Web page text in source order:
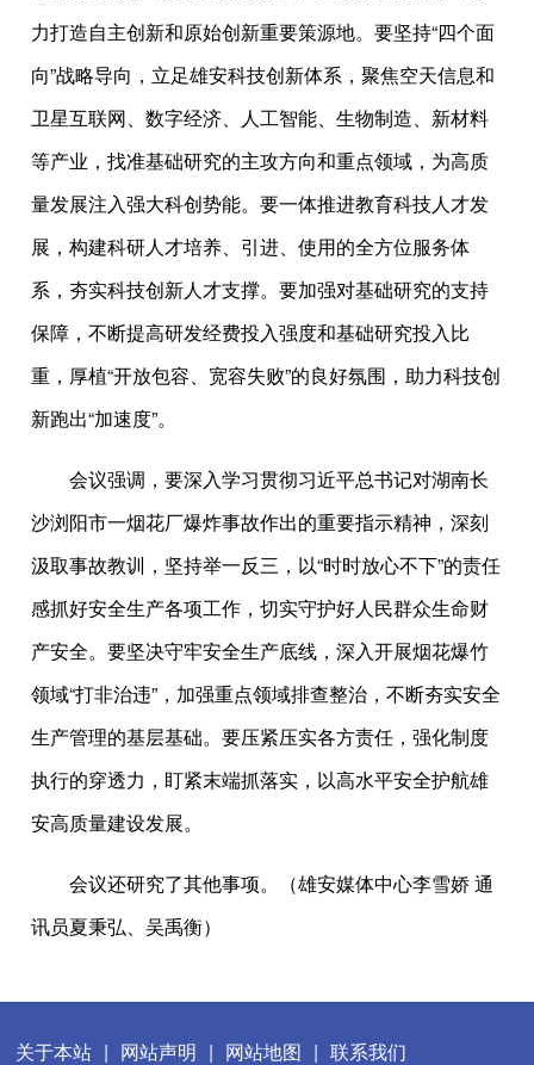
力打造自主创新和原始创新重要策源地。要坚持“四个面
向”战略导向，立足雄安科技创新体系，聚焦空天信息和
卫星互联网、数字经济、人工智能、生物制造、新材料
等产业，找准基础研究的主攻方向和重点领域，为高质
量发展注入强大科创势能。要一体推进教育科技人才发
展，构建科研人才培养、引进、使用的全方位服务体
系，夯实科技创新人才支撑。要加强对基础研究的支持
保障，不断提高研发经费投入强度和基础研究投入比
重，厚植“开放包容、宽容失败”的良好氛围，助力科技创
新跑出“加速度”。
会议强调，要深入学习贯彻习近平总书记对湖南长
沙浏阳市一烟花厂爆炸事故作出的重要指示精神，深刻
汲取事故教训，坚持举一反三，以“时时放心不下”的责任
感抓好安全生产各项工作，切实守护好人民群众生命财
产安全。要坚决守牢安全生产底线，深入开展烟花爆竹
领域“打非治违”，加强重点领域排查整治，不断夯实安全
生产管理的基层基础。要压紧压实各方责任，强化制度
执行的穿透力，盯紧末端抓落实，以高水平安全护航雄
安高质量建设发展。
会议还研究了其他事项。（雄安媒体中心李雪娇 通
讯员夏秉弘、吴禹衡）
关于本站 | 网站声明 | 网站地图 | 联系我们